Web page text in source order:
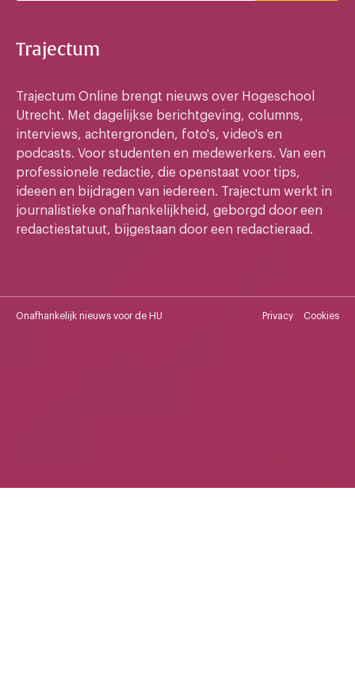
Trajectum
Trajectum Online brengt nieuws over Hogeschool
Utrecht. Met dagelijkse berichtgeving, columns,
interviews, achtergronden, foto's, video's en
podcasts. Voor studenten en medewerkers. Van een
professionele redactie, die openstaat voor tips,
ideeen en bijdragen van iedereen. Trajectum werkt in
journalistieke onafhankelijkheid, geborgd door een
redactiestatuut, bijgestaan door een redactieraad.
Onafhankelijk nieuws voor de HU Privacy Cookies